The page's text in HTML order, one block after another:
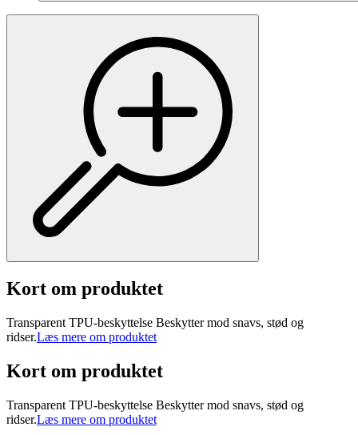
Kort om produktet
Transparent TPU-beskyttelse Beskytter mod snavs, stød og
ridser.Læs mere om produktet
Kort om produktet
Transparent TPU-beskyttelse Beskytter mod snavs, stød og
ridser.Læs mere om produktet